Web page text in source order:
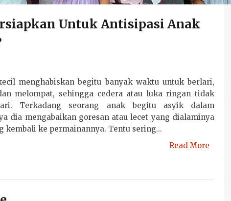
Untuk Antisipasi Anak
menghabiskan begitu banyak waktu untuk berlari,
melompat, sehingga cedera atau luka ringan tidak
Terkadang seorang anak begitu asyik dalam
dia mengabaikan goresan atau lecet yang dialaminya
kembali ke permainannya. Tentu sering...
Read More